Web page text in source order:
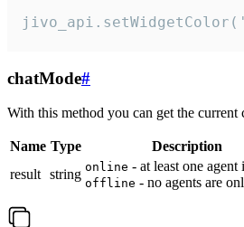
chatMode#
With this method you can get the current
Name Type
Description
result string online - at least one agent
offline - no agents are